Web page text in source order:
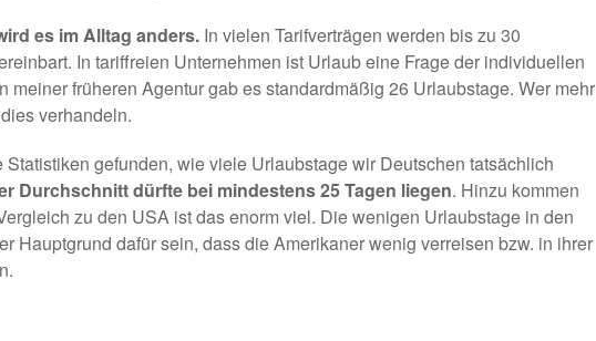
es im Alltag anders. In vielen Tarifverträgen werden bis zu 30
In tariffreien Unternehmen ist Urlaub eine Frage der individuellen
meiner früheren Agentur gab es standardmäßig 26 Urlaubstage. Wer mehr
verhandeln.
Statistiken gefunden, wie viele Urlaubstage wir Deutschen tatsächlich
Durchschnitt dürfte bei mindestens 25 Tagen liegen. Hinzu kommen
zu den USA ist das enorm viel. Die wenigen Urlaubstage in den
Hauptgrund dafür sein, dass die Amerikaner wenig verreisen bzw. in ihrer